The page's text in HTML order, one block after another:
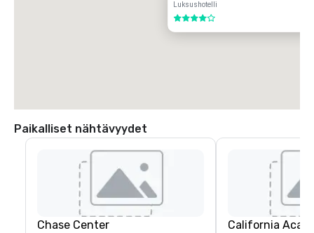
Luksushotelli
4 / 5
Paikalliset nähtävyydet
Chase Center
California